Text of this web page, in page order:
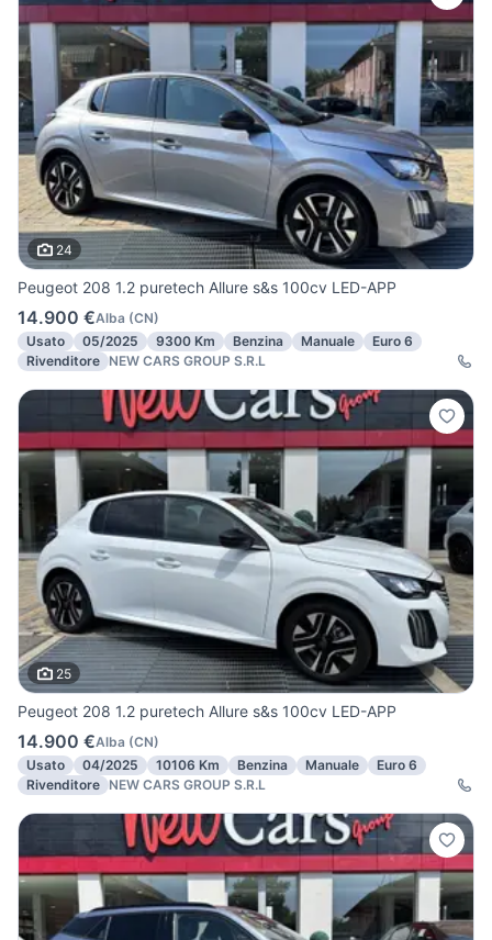
24
Peugeot 208 1.2 puretech Allure s&s 100cv LED-APP
14.900 €Alba (CN)
Usato
05/2025 9300 Km Benzina Manuale
Euro 6
Rivenditore NEW CARS GROUP S.R.L
25
Peugeot 208 1.2 puretech Allure s&s 100cv LED-APP
14.900 €Alba (CN)
Usato
04/2025 10106 Km Benzina Manuale
Euro 6
Rivenditore NEW CARS GROUP S.R.L